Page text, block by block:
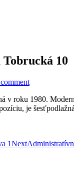
10
v roku 1980.
je
1Next